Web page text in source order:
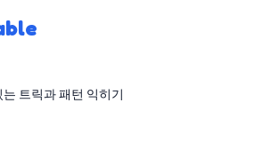
트릭과 패턴 익히기